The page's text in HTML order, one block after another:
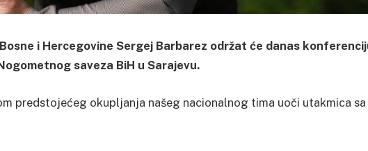
i Hercegovine Sergej Barbarez održat će danas
saveza BiH u Sarajevu.
predstojećeg okupljanja našeg nacionalnog tima uoči utakmica sa